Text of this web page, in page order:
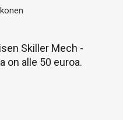
Skiller Mech -
on alle 50 euroa.